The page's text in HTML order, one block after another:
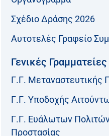
Σχέδιο Δράσης 2026
Αυτοτελές Γραφείο
Γενικές Γραμματείες
Γ.Γ. Μεταναστευτικής
Γ.Γ. Υποδοχής
Γ.Γ. Ευάλωτων
Προστασίας